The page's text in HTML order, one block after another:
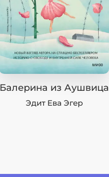
Балерина из Аушвица
Эдит Ева Эгер